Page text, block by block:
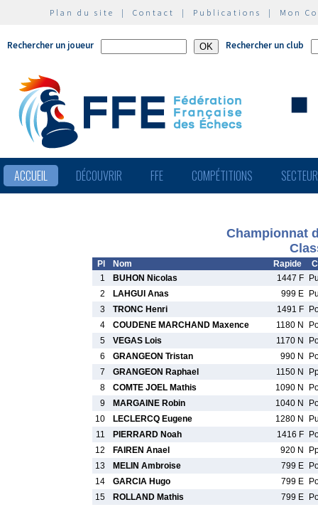
Plan du site | Contact | Publications | Mon
Rechercher un joueur Rechercher un club
ACCUEIL DÉCOUVRIR FFE COMPÉTITIONS
Championnat
Pl Nom Rapide
1
BUHON Nicolas 1447 F
2
LAHGUI Anas 999 E
3
TRONC Henri 1491 F
4
COUDENE MARCHAND Maxence 1180 N
5
VEGAS Lois 1170 N
6
GRANGEON Tristan 990 N
7
GRANGEON Raphael 1150 N
8
COMTE JOEL Mathis 1090 N
9
MARGAINE Robin 1040 N
10
LECLERCQ Eugene 1280 N
11
PIERRARD Noah 1416 F
12
FAIREN Anael 920 N
13
MELIN Ambroise 799 E
14
GARCIA Hugo 799 E
15
ROLLAND Mathis 799 E